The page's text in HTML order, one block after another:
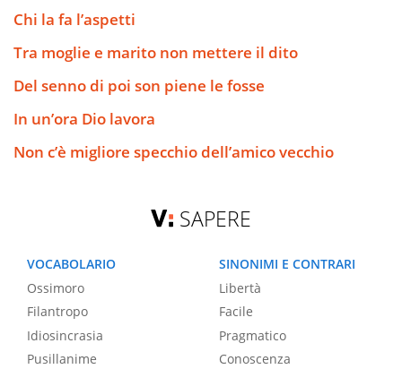
Chi la fa l’aspetti
Tra moglie e marito non mettere il dito
Del senno di poi son piene le fosse
In un’ora Dio lavora
Non c’è migliore specchio dell’amico vecchio
SAPERE
VOCABOLARIO
Ossimoro
Filantropo
Idiosincrasia
Pusillanime
SINONIMI E CONTRARI
Libertà
Facile
Pragmatico
Conoscenza